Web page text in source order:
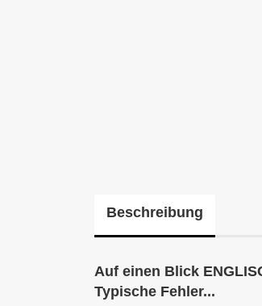
Beschreibung
Auf einen Blick
Typische Fehler...